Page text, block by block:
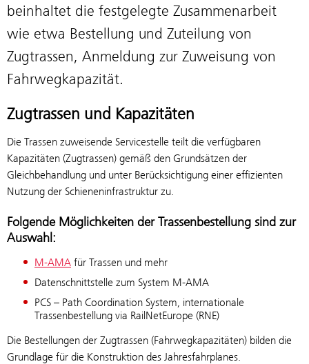
beinhaltet die festgelegte Zusammenarbeit
wie etwa Bestellung und Zuteilung von
Zugtrassen, Anmeldung zur Zuweisung von
Fahrwegkapazität.
Zugtrassen und Kapazitäten
Die Trassen zuweisende Servicestelle teilt die verfügbaren
Kapazitäten (Zugtrassen) gemäß den Grundsätzen der
Gleichbehandlung und unter Berücksichtigung einer effizienten
Nutzung der Schieneninfrastruktur zu.
Folgende Möglichkeiten der Trassenbestellung sind zur
Auswahl:
M-AMA für Trassen und mehr
Datenschnittstelle zum System M-AMA
PCS – Path Coordination System, internationale
Trassenbestellung via RailNetEurope (RNE)
Die Bestellungen der Zugtrassen (Fahrwegkapazitäten) bilden die
Grundlage für die Konstruktion des Jahresfahrplanes.